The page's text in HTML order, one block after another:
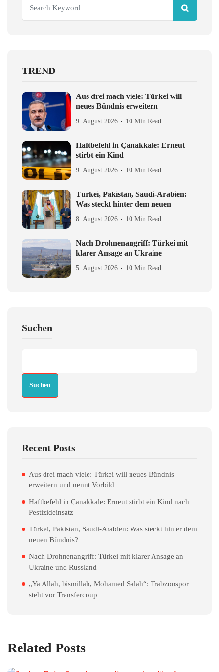
TREND
Aus drei mach viele: Türkei will
neues Bündnis erweitern
9. August 2026 10 Min Read
Haftbefehl in Çanakkale: Erneut
stirbt ein Kind
9. August 2026 10 Min Read
Türkei, Pakistan, Saudi-Arabien:
Was steckt hinter dem neuen
8. August 2026 10 Min Read
Nach Drohnenangriff: Türkei mit
klarer Ansage an Ukraine
5. August 2026 10 Min Read
Suchen
Suchen
Recent Posts
Aus drei mach viele: Türkei will neues Bündnis
erweitern und nennt Vorbild
Haftbefehl in Çanakkale: Erneut stirbt ein Kind nach
Pestizideinsatz
Türkei, Pakistan, Saudi-Arabien: Was steckt hinter dem
neuen Bündnis?
Nach Drohnenangriff: Türkei mit klarer Ansage an
Ukraine und Russland
„Ya Allah, bismillah, Mohamed Salah“: Trabzonspor
steht vor Transfercoup
Related Posts